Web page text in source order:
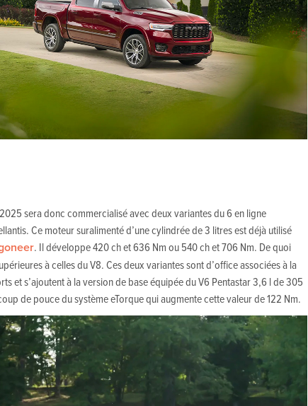
sera donc commercialisé avec deux variantes du 6 en ligne
Ce moteur suralimenté d’une cylindrée de 3 litres est déjà utilisé
. Il développe 420 ch et 636 Nm ou 540 ch et 706 Nm. De quoi
à celles du V8. Ces deux variantes sont d’office associées à la
et s’ajoutent à la version de base équipée du V6 Pentastar 3,6 l de 305
de pouce du système eTorque qui augmente cette valeur de 122 Nm.